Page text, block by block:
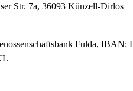
Str. 7a, 36093 Künzell-Dirlos
Fulda, IBAN: